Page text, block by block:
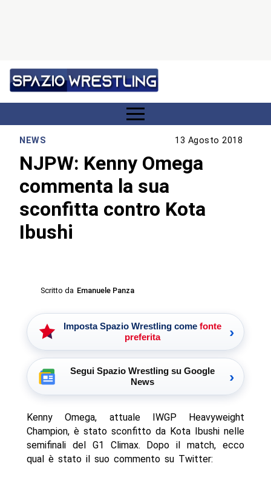
NEWS 13 Agosto 2018
NJPW: Kenny Omega
commenta la sua
sconfitta contro Kota
Ibushi
Scritto da Emanuele Panza
Imposta Spazio Wrestling come fonte
preferita
›
Segui Spazio Wrestling su Google
News
›
Kenny Omega, attuale IWGP Heavyweight
Champion, è stato sconfitto da Kota Ibushi nelle
semifinali del G1 Climax. Dopo il match, ecco
qual è stato il suo commento su Twitter: